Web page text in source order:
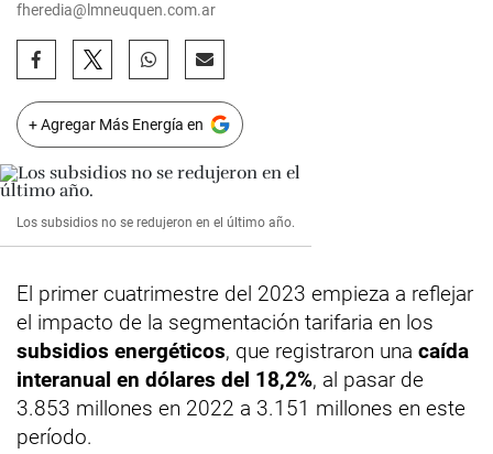
fheredia@lmneuquen.com.ar
+ Agregar Más Energía en
Los subsidios no se redujeron en el último año.
El primer cuatrimestre del 2023 empieza a reflejar
el impacto de la segmentación tarifaria en los
subsidios energéticos, que registraron una caída
interanual en dólares del 18,2%, al pasar de
3.853 millones en 2022 a 3.151 millones en este
período.